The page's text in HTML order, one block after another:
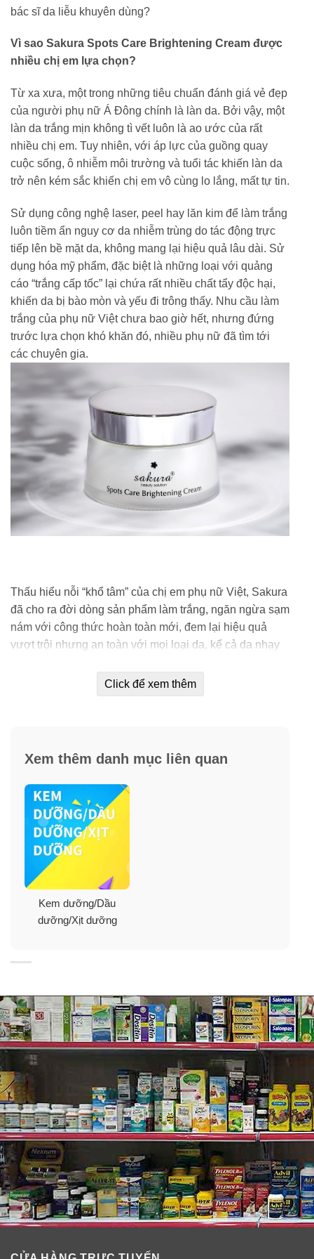
bác sĩ da liễu khuyên dùng?
Vì sao Sakura Spots Care Brightening Cream được
nhiều chị em lựa chọn?
Từ xa xưa, một trong những tiêu chuẩn đánh giá vẻ đẹp
của người phụ nữ Á Đông chính là làn da. Bởi vậy, một
làn da trắng mịn không tì vết luôn là ao ước của rất
nhiều chị em. Tuy nhiên, với áp lực của guồng quay
cuộc sống, ô nhiễm môi trường và tuổi tác khiến làn da
trở nên kém sắc khiến chị em vô cùng lo lắng, mất tự tin.
Sử dụng công nghệ laser, peel hay lăn kim để làm trắng
luôn tiềm ẩn nguy cơ da nhiễm trùng do tác động trực
tiếp lên bề mặt da, không mang lại hiệu quả lâu dài. Sử
dụng hóa mỹ phẩm, đặc biệt là những loại với quảng
cáo “trắng cấp tốc” lại chứa rất nhiều chất tẩy độc hại,
khiến da bị bào mòn và yếu đi trông thấy. Nhu cầu làm
trắng của phụ nữ Việt chưa bao giờ hết, nhưng đứng
trước lựa chọn khó khăn đó, nhiều phụ nữ đã tìm tới
các chuyên gia.
Thấu hiểu nỗi “khổ tâm” của chị em phụ nữ Việt, Sakura
đã cho ra đời dòng sản phẩm làm trắng, ngăn ngừa sạm
nám với công thức hoàn toàn mới, đem lại hiệu quả
vượt trội nhưng an toàn với mọi loại da, kể cả da nhạy
Theo các chuyên gia da liễu hàng đầu, để giải quyết
Bản – đất nước với những bí quyết làm đẹp trứ danh,
thương hiệu dược mỹ phẩm Sakura mang đến cho
người dùng những giải pháp chăm sóc, cải thiện và
điều trị các vấn đề về da toàn diện, được chứng nhận
bởi các đơn vị kiểm nghiệm uy tín trên thế giới. Đó là lý
do Sakura luôn nằm trong top những thương hiệu dược
mỹ phẩm được phái đẹp tin dùng nhất.
Nằm trong bộ làm trắng, ngăn ngừa sạm nám mới nhất
của Sakura, Spots Care Brightening Cream có công
Vỏ hộp
Sakura vẫn giữ nguyên thiết kế đặc trưng với vỏ hộp
màu trắng – bạc truyền thống. Thiết kế đơn giản nhưng
lại khá tinh tế và sang trọng bởi hũ kem được sử dụng
chất liệu thuỷ tinh cao cấp, nắp mạ chrome, cho cảm
giác cầm chắc tay và đáng giá. Dung tích lên tới 45g
giúp thời gian sử dụng được lâu hơn.
Chất kem
Sakura Spots Care Brightening Cream có kết cấu dạng
kem lỏng, mịn, màu trắng. Bạn có thể cảm nhận được
Click để xem thêm
Xem thêm danh mục liên quan
Kem dưỡng/Dầu
dưỡng/Xịt dưỡng